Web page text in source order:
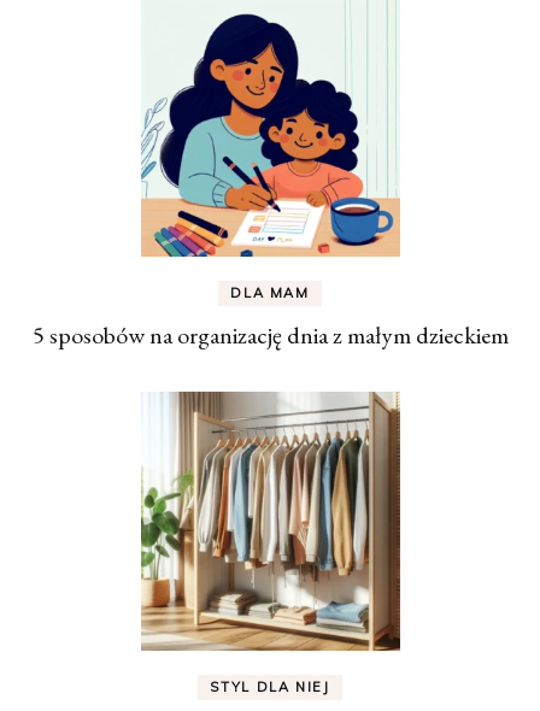
DLA MAM
5 sposobów na organizację dnia z małym dzieckiem
STYL DLA NIEJ